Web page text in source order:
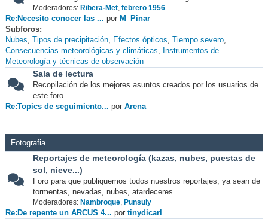
Moderadores: Ribera-Met, febrero 1956
Re:Necesito conocer las ... por M_Pinar
Subforos
Nubes Tipos de precipitación Efectos ópticos Tiempo severo
Consecuencias meteorológicas y climáticas
Instrumentos de
Meteorología y técnicas de observación
Sala de lectura
Recopilación de los mejores asuntos creados por los usuarios de
este foro.
Re:Topics de seguimiento... por Arena
Fotografia
Reportajes de meteorología (kazas, nubes, puestas de
sol, nieve...)
Foro para que publiquemos todos nuestros reportajes, ya sean de
tormentas, nevadas, nubes, atardeceres...
Moderadores: Nambroque, Punsuly
Re:De repente un ARCUS 4... por tinydicarl